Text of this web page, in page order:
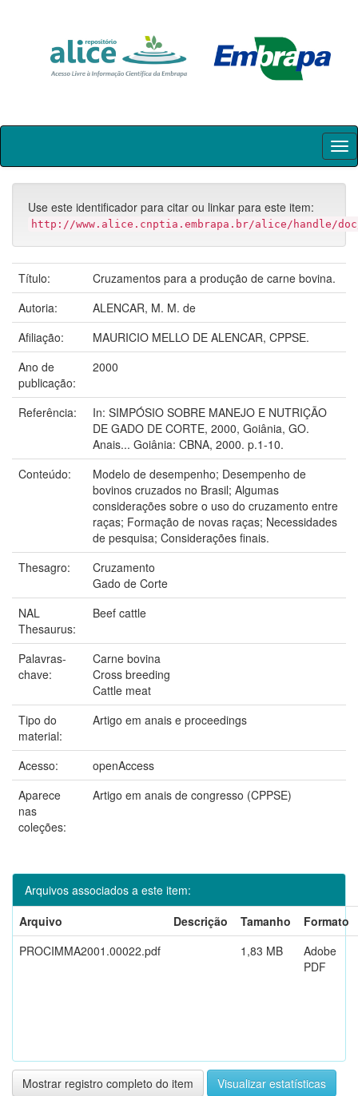
Skip
Use este identificador para citar ou linkar para este item:
http://www.alice.cnptia.embrapa.br/alice/handle/
Título:
Cruzamentos para a produção de carne bovina.
Autoria:
ALENCAR, M. M. de
Afiliação:
MAURICIO MELLO DE ALENCAR, CPPSE.
Ano de
publicação:
2000
Referência:
In: SIMPÓSIO SOBRE MANEJO E NUTRIÇÃO
DE GADO DE CORTE, 2000, Goiânia, GO.
Anais... Goiânia: CBNA, 2000. p.1-10.
Conteúdo:
Modelo de desempenho; Desempenho de
bovinos cruzados no Brasil; Algumas
considerações sobre o uso do cruzamento entre
raças; Formação de novas raças; Necessidades
de pesquisa; Considerações finais.
Thesagro:
Cruzamento
Gado de Corte
NAL
Thesaurus:
Beef cattle
Palavras-
chave:
Carne bovina
Cross breeding
Cattle meat
Tipo do
material:
Artigo em anais e proceedings
Acesso:
openAccess
Aparece
nas
coleções:
Artigo em anais de congresso (CPPSE)
Arquivos associados a este item:
Arquivo
Descrição Tamanho
Formato
PROCIMMA2001.00022.pdf
1,83 MB
Adobe
PDF
Mostrar registro completo do item Visualizar estatísticas